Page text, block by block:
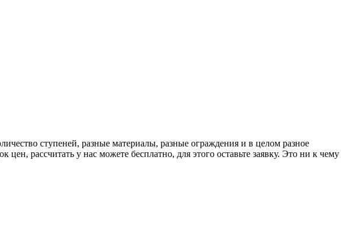
ступеней, разные материалы, разные ограждения и в целом разное
рассчитать у нас можете бесплатно, для этого оставьте заявку. Это ни к чему